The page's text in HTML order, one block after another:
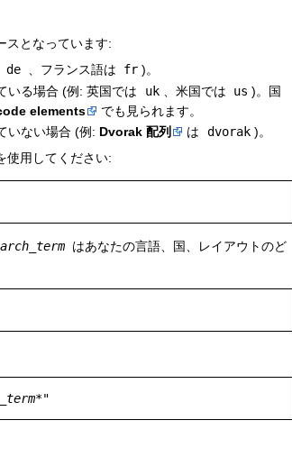
スとなっています:
de 、フランス語は fr )。
いる場合 (例: 英国では uk 、米国では us )。国
elements
でも見られます。
いない場合 (例: Dvorak 配列 は dvorak )。
使用してください:
はあなたの言語、国、レイアウトのど